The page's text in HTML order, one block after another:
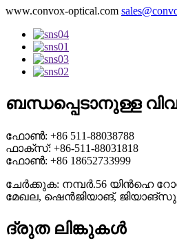
www.convox-optical.com
ബന്ധപ്പെടാനുള്ള
ഫോൺ: +86 511-88038788
ഫാക്സ്: +86-511-88031818
ഫോൺ: +86 18652733999
ചേർക്കുക: നമ്പർ.56 യിൻഹെ
മേഖല, ഷെൻജിയാങ്, ജിയാങ്‌സു
ദ്രുത ലിങ്കുകൾ